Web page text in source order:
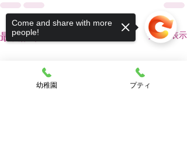
最新記事 すべて表示
幼稚園 プティ
Come and share with more
people!